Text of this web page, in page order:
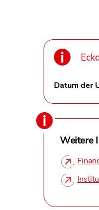
Datum der
Weitere